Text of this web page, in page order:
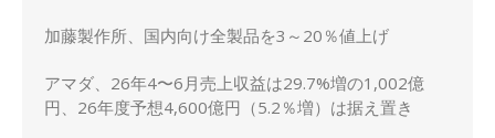
加藤製作所、国内向け全製品を3～20％値上げ
アマダ、26年4〜6月売上収益は29.7%増の1,002億
円、26年度予想4,600億円（5.2％増）は据え置き